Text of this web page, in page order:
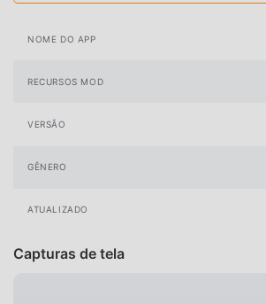
NOME DO APP
RECURSOS MOD
VERSÃO
GÊNERO
ATUALIZADO
Capturas de tela